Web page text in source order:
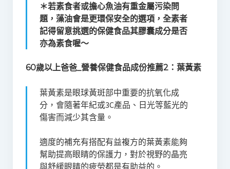
＊若素食者或擔心魚油有重金屬污染問
題，藻油會是更環保安全的選項，全素者
記得留意挑選的保健食品其膠囊成分是否
亦為素食喔～
60歲以上爸爸_營養保健食品成份推薦2：葉黃素
葉黃素是眼球黃斑部中重要的抗氧化成
分，會隨著年紀或3C產品、日光等藍光的
傷害而減少其含量。
適度的補充有搭配有益複方的葉黃素能夠
幫助提高眼睛的保護力，對於視野的晶亮
與舒緩眼睛的疲勞都是有助益的。